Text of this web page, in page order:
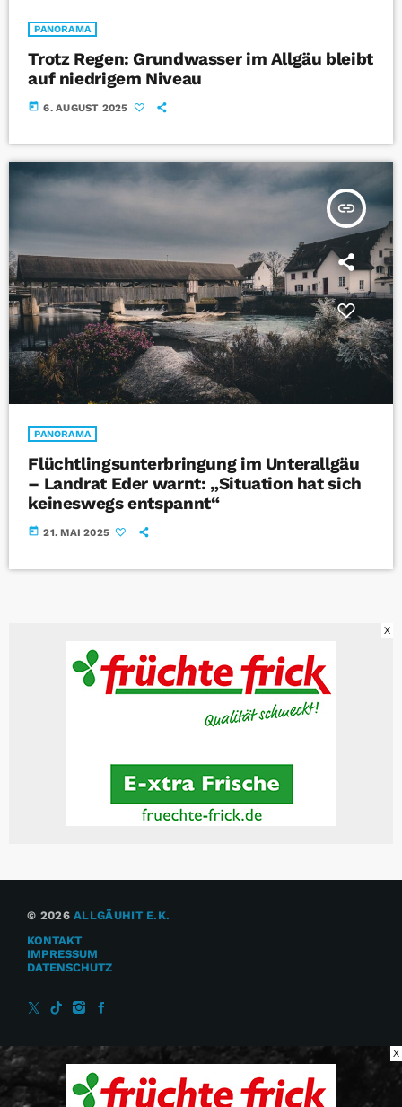
PANORAMA
Trotz Regen: Grundwasser im Allgäu bleibt
auf niedrigem Niveau
today 6. AUGUST 2025
insert_link
PANORAMA
Flüchtlingsunterbringung im Unterallgäu
– Landrat Eder warnt: „Situation hat sich
keineswegs entspannt“
today 21. MAI 2025
X
© 2026ALLGÄUHIT E.K.
KONTAKT
IMPRESSUM
DATENSCHUTZ
X